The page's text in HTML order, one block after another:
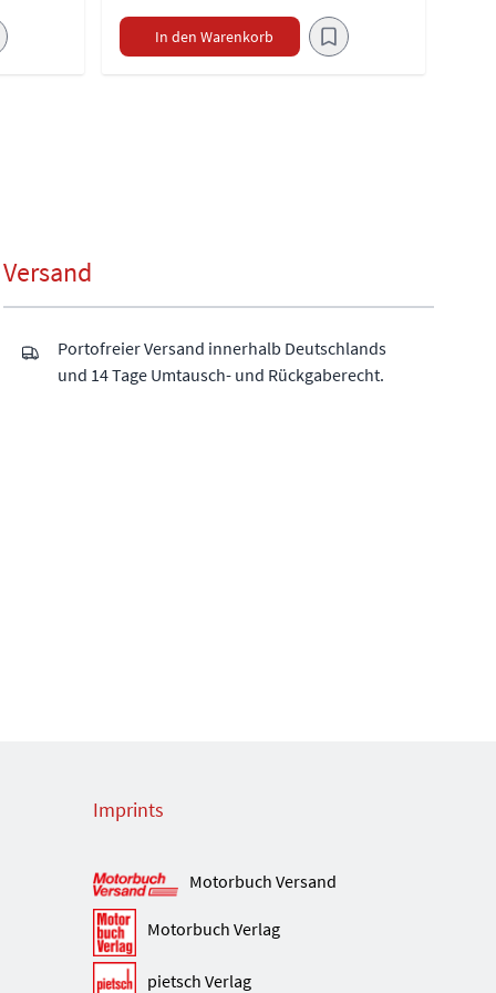
In den Warenkorb
Versand
Portofreier Versand innerhalb Deutschlands
und 14 Tage Umtausch- und Rückgaberecht.
Imprints
Motorbuch Versand
Motorbuch Verlag
pietsch Verlag